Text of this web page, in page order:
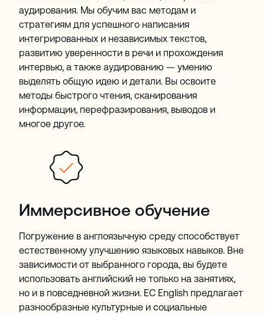
аудирования. Мы обучим вас методам и
стратегиям для успешного написания
интегрированных и независимых текстов,
развитию уверенности в речи и прохождения
интервью, а также аудированию — умению
выделять общую идею и детали. Вы освоите
методы быстрого чтения, сканирования
информации, перефразирования, выводов и
многое другое.
Иммерсивное обучение
Погружение в англоязычную среду способствует
естественному улучшению языковых навыков. Вне
зависимости от выбранного города, вы будете
использовать английский не только на занятиях,
но и в повседневной жизни. EC English предлагает
разнообразные культурные и социальные